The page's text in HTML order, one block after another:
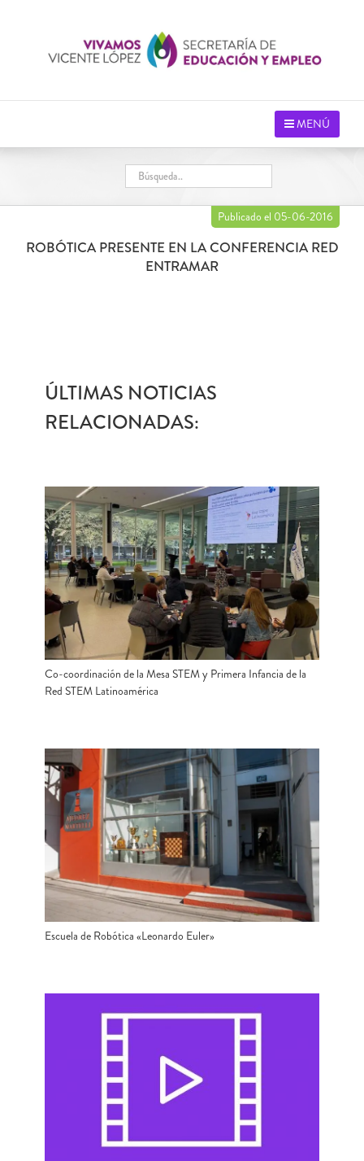
MENÚ
Publicado el 05-06-2016
ROBÓTICA PRESENTE EN LA CONFERENCIA RED
ENTRAMAR
ÚLTIMAS NOTICIAS
RELACIONADAS:
Co-coordinación de la Mesa STEM y Primera Infancia de la
Red STEM Latinoamérica
Escuela de Robótica «Leonardo Euler»